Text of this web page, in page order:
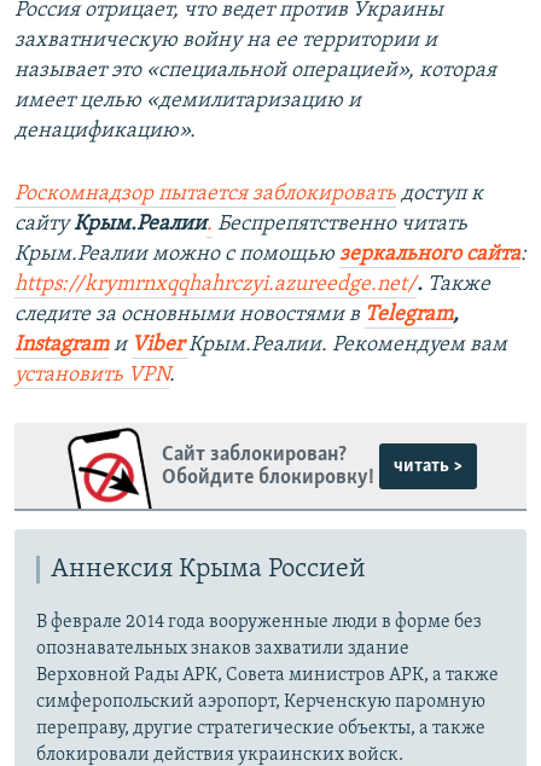
Россия отрицает, что ведет против Украины
захватническую войну на ее территории и
называет это «специальной операцией», которая
имеет целью «демилитаризацию и
денацификацию».
Роскомнадзор пытается заблокировать доступ к
сайтуКрым.Реалии. Беспрепятственно читать
Крым.Реалии можно с помощью зеркального сайта:
https://krymrnxqqhahrczyi.azureedge.net/. Также
следите за основными новостями в Telegram,
Instagram и ViberКрым.Реалии. Рекомендуем вам
установить VPN.
Сайт заблокирован?
Обойдите блокировку!
читать >
Аннексия Крыма Россией
В феврале 2014 года вооруженные люди в форме без
опознавательных знаков захватили здание
Верховной Рады АРК, Совета министров АРК, а также
симферопольский аэропорт, Керченскую паромную
переправу, другие стратегические объекты, а также
блокировали действия украинских войск.